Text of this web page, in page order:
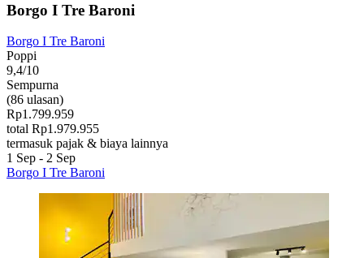
Borgo I Tre Baroni
Borgo I Tre Baroni
Poppi
9,4/10
Sempurna
(86 ulasan)
Rp1.799.959
total Rp1.979.955
termasuk pajak & biaya lainnya
1 Sep - 2 Sep
Borgo I Tre Baroni